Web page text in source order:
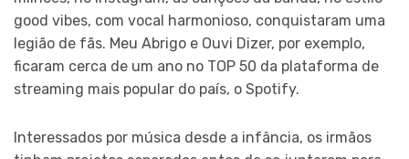
good vibes, com vocal harmonioso, conquistaram uma
legião de fãs. Meu Abrigo e Ouvi Dizer, por exemplo,
ficaram cerca de um ano no TOP 50 da plataforma de
streaming mais popular do país, o Spotify.
Interessados por música desde a infância, os irmãos